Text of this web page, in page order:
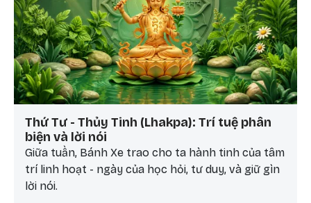
Thứ Tư - Thủy Tinh (Lhakpa): Trí tuệ phân
biện và lời nói
Giữa tuần, Bánh Xe trao cho ta hành tinh của tâm
trí linh hoạt - ngày của học hỏi, tư duy, và giữ gìn
lời nói.